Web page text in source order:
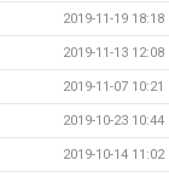
2019-11-19 18:18
2019-11-13 12:08
2019-11-07 10:21
2019-10-23 10:44
2019-10-14 11:02